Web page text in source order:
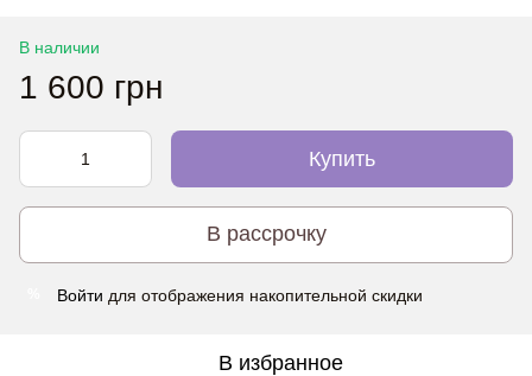
В наличии
1 600 грн
Купить
В рассрочку
Войти для отображения накопительной скидки
В избранное